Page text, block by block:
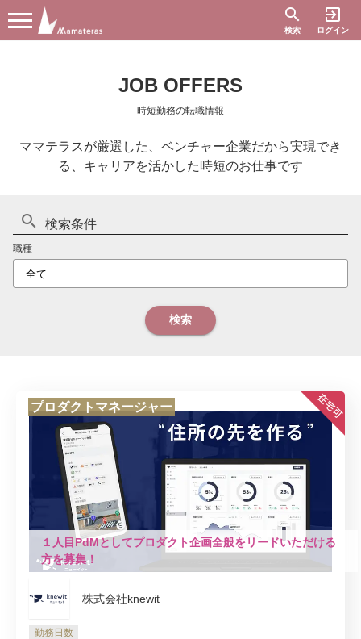
search
検索
exit_to_app
ログイン
JOB OFFERS
時短勤務の転職情報
ママテラスが厳選した、ベンチャー企業だから実現でき
る、キャリアを活かした時短のお仕事です
search 検索条件
職種
検索
１人目PdMとしてプロダクト企画全般をリードいただける
方を募集！
株式会社knewit
勤務日数
プロダクトマネージャー